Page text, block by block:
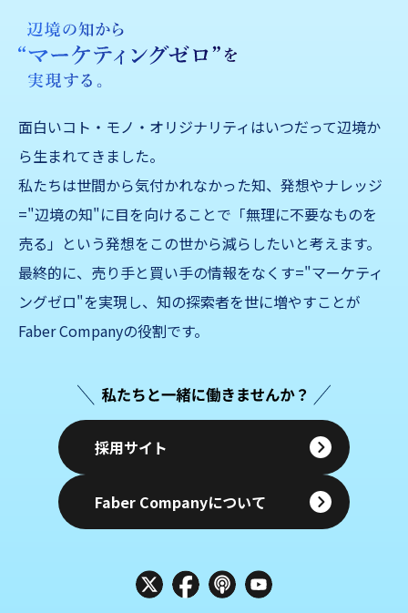
面白いコト・モノ・オリジナリティはいつだって辺境か
ら生まれてきました。
私たちは世間から気付かれなかった知、発想やナレッジ
="辺境の知"に目を向けることで「無理に不要なものを
売る」 という発想をこの世から減らしたいと考えます。
最終的に、売り手と買い手の情報をなくす="マーケティ
ングゼロ"を実現し、知の探索者を世に増やすことが
Faber Companyの役割です。
採用サイト
Faber Companyについて